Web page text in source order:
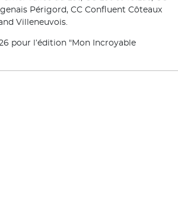
Périgord, CC Confluent Côteaux
Villeneuvois.
pour l’édition "Mon Incroyable